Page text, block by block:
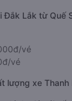
Đắk Lắk từ Quế
vé
vé
lượng xe Thanh